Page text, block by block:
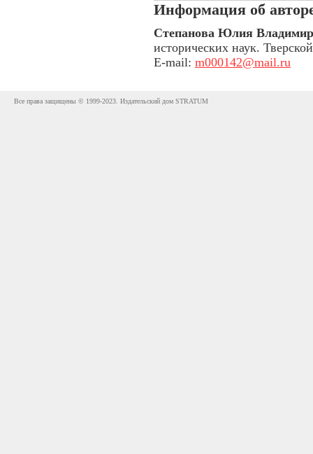
Информация об
Степанова Юлия
исторических наук.
E-mail: m000142@mail.ru
Все права защищены © 1999-2023. Издательский дом STRATUM